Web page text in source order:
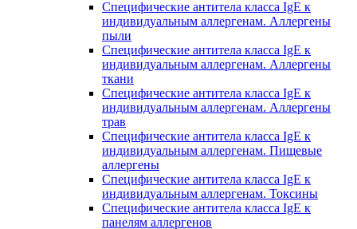
Специфические антитела класса IgE к
индивидуальным аллергенам. Аллергены
пыли
Специфические антитела класса IgE к
индивидуальным аллергенам. Аллергены
ткани
Специфические антитела класса IgE к
индивидуальным аллергенам. Аллергены
трав
Специфические антитела класса IgE к
индивидуальным аллергенам. Пищевые
аллергены
Специфические антитела класса IgE к
индивидуальным аллергенам. Токсины
Специфические антитела класса IgE к
панелям аллергенов